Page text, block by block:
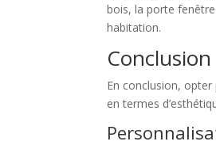
bois, la porte
habitation.
Conclusion
En conclusion,
en termes